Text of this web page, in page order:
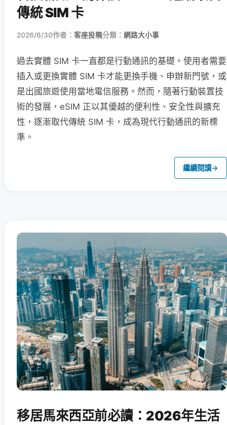
傳統 SIM 卡
2026/6/30作者： 客座投稿分類： 網路大小事
過去實體 SIM 卡一直都是行動通訊的基礎。使用者需要
插入或更換實體 SIM 卡才能更換手機、申辦新門號，或
是出國旅遊使用當地電信服務。然而，隨著行動裝置技
術的發展，eSIM 正以其優越的便利性、安全性與擴充
性，逐漸取代傳統 SIM 卡，成為現代行動通訊的新標
準。
繼續閱讀→
移居馬來西亞前必讀：2026年生活